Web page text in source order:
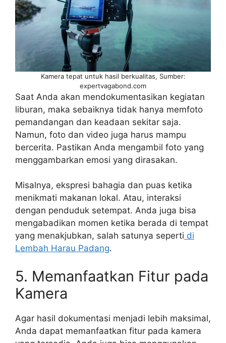
Kamera tepat untuk hasil berkualitas, Sumber:
expertvagabond.com
Saat Anda akan mendokumentasikan kegiatan
liburan, maka sebaiknya tidak hanya memfoto
pemandangan dan keadaan sekitar saja.
Namun, foto dan video juga harus mampu
bercerita. Pastikan Anda mengambil foto yang
menggambarkan emosi yang dirasakan.
Misalnya, ekspresi bahagia dan puas ketika
menikmati makanan lokal. Atau, interaksi
dengan penduduk setempat. Anda juga bisa
mengabadikan momen ketika berada di tempat
yang menakjubkan, salah satunya seperti di
Lembah Harau Padang.
5. Memanfaatkan Fitur pada
Kamera
Agar hasil dokumentasi menjadi lebih maksimal,
Anda dapat memanfaatkan fitur pada kamera